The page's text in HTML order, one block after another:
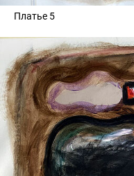
Платье 5